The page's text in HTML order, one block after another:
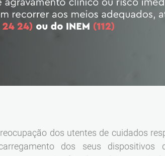
dos utentes de cuidados
dos seus dispositivos